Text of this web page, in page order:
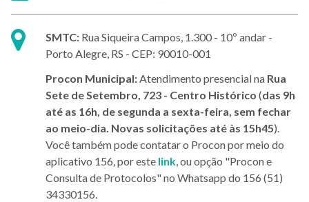
Endereço:
SMTC: Rua Siqueira Campos, 1.300 - 10º andar -
Porto Alegre, RS - CEP: 90010-001
Procon Municipal:Atendimento presencial na Rua
Sete de Setembro, 723 - Centro Histórico (das 9h
até as 16h, de segunda a sexta-feira, sem fechar
ao meio-dia. Novas solicitações até às 15h45).
Você também pode contatar o Procon por meio do
aplicativo 156, por este link, ou opção "Procon e
Consulta de Protocolos" no Whatsapp do 156 (51)
34330156.